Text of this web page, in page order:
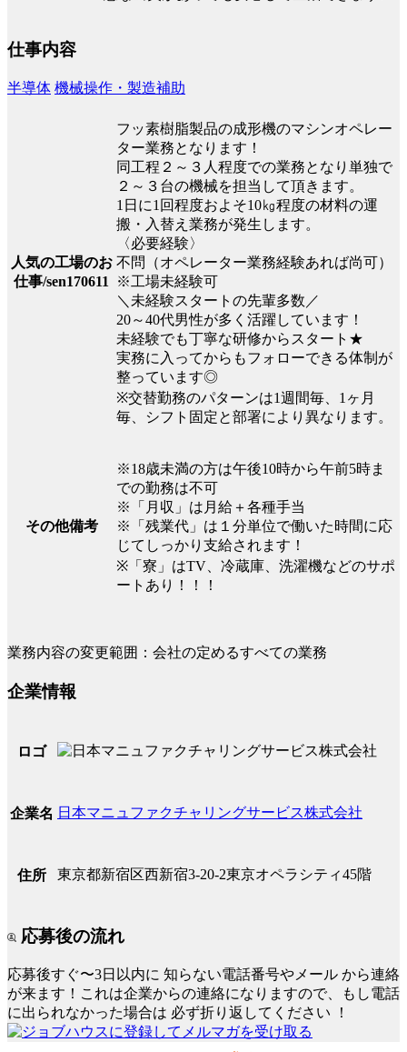
仕事内容
半導体 機械操作・製造補助
人気の工場のお
仕事/sen170611
フッ素樹脂製品の成形機のマシンオペレー
ター業務となります！
同工程２～３人程度での業務となり単独で
２～３台の機械を担当して頂きます。
1日に1回程度およそ10㎏程度の材料の運
搬・入替え業務が発生します。
〈必要経験〉
不問（オペレーター業務経験あれば尚可）
※工場未経験可
＼未経験スタートの先輩多数／
20～40代男性が多く活躍しています！
未経験でも丁寧な研修からスタート★
実務に入ってからもフォローできる体制が
整っています◎
※交替勤務のパターンは1週間毎、1ヶ月
毎、シフト固定と部署により異なります。
その他備考
※18歳未満の方は午後10時から午前5時ま
での勤務は不可
※「月収」は月給＋各種手当
※「残業代」は１分単位で働いた時間に応
じてしっかり支給されます！
※「寮」はTV、冷蔵庫、洗濯機などのサポ
ートあり！！！
業務内容の変更範囲：会社の定めるすべての業務
企業情報
ロゴ
企業名 日本マニュファクチャリングサービス株式会社
住所 東京都新宿区西新宿3-20-2東京オペラシティ45階
応募後の流れ
応募後すぐ〜3日以内に 知らない電話番号やメール から連絡
が来ます！これは企業からの連絡になりますので、もし電話
に出られなかった場合は 必ず折り返してください ！